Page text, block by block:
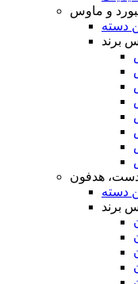
و ماوس
دسته
برند
هدفون
دسته
برند